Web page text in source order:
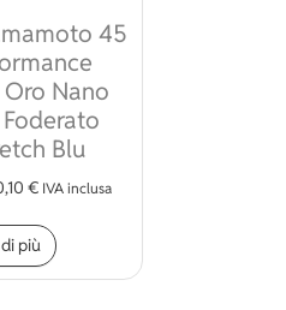
del prodotto
opzioni possono essere scelte
45
Nano
Blu
€ IVA inclusa
più